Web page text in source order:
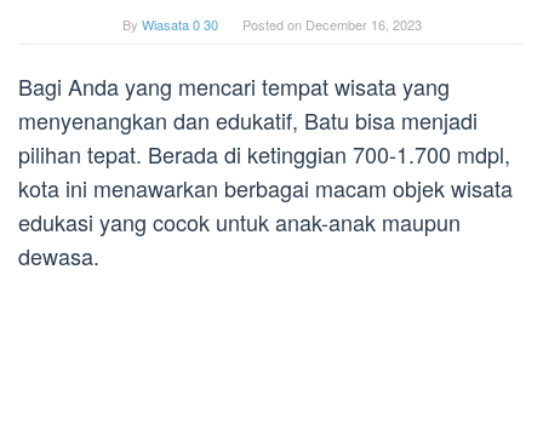
By Wiasata 0 30 Posted on December 16, 2023
Bagi Anda yang mencari tempat wisata yang
menyenangkan dan edukatif, Batu bisa menjadi
pilihan tepat. Berada di ketinggian 700-1.700 mdpl,
kota ini menawarkan berbagai macam objek wisata
edukasi yang cocok untuk anak-anak maupun
dewasa.